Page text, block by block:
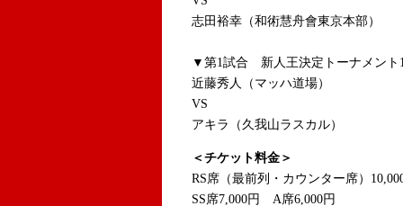
志田裕幸（和術慧舟會東京本部）
▼第1試合 新人王決定トーナメン
近藤秀人（マッハ道場）
VS
アキラ（久我山ラスカル）
＜チケット料金＞
RS席（最前列・カウンター席）
SS席7,000円 A席6,000円